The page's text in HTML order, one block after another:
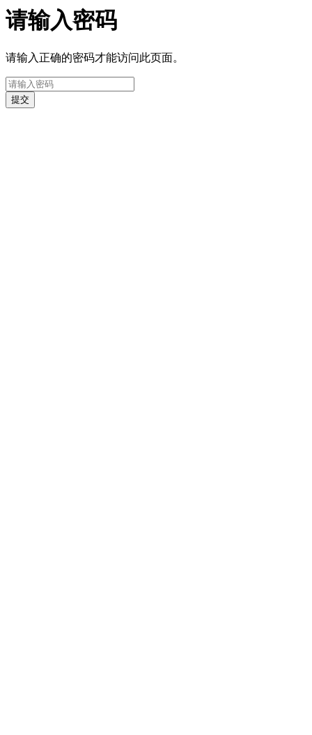
请输入密码
请输入正确的密码才能访问此页面。
提交